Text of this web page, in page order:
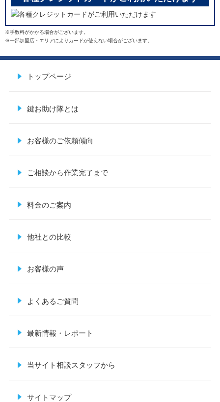
※手数料がかかる場合がございます。
※一部加盟店・エリアによりカードが使えない場合がございます。
トップページ
鍵お助け隊とは
お客様のご依頼傾向
ご相談から作業完了まで
料金のご案内
他社との比較
お客様の声
よくあるご質問
最新情報・レポート
当サイト相談スタッフから
サイトマップ